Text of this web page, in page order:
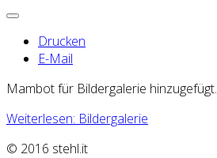
Drucken
E-Mail
Mambot für Bildergalerie hinzugefügt.
Weiterlesen: Bildergalerie
© 2016 stehl.it